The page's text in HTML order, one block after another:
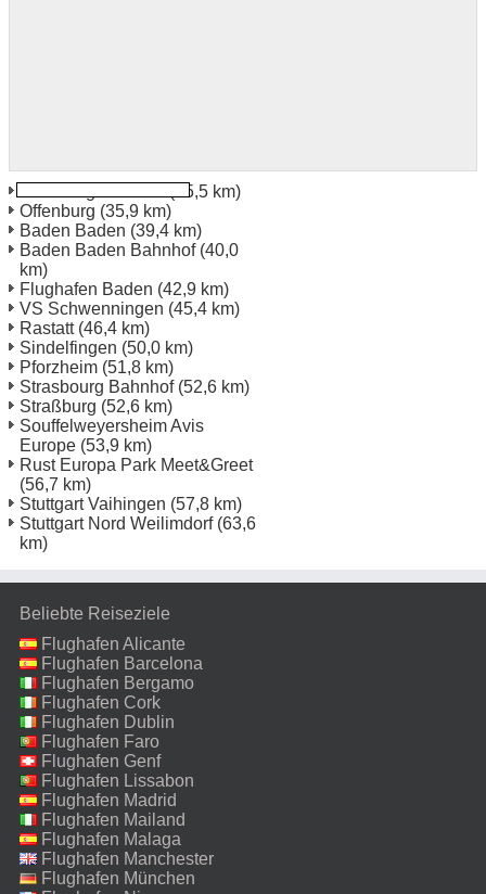
(35,5 km)
Offenburg (35,9 km)
Baden Baden (39,4 km)
Baden Baden Bahnhof(40,0
km)
Flughafen Baden (42,9 km)
VS Schwenningen (45,4 km)
Rastatt(46,4 km)
Sindelfingen (50,0 km)
Pforzheim (51,8 km)
Strasbourg Bahnhof(52,6 km)
Straßburg (52,6 km)
Souffelweyersheim Avis
Europe (53,9 km)
Rust Europa Park Meet&Greet
(56,7 km)
Stuttgart Vaihingen (57,8 km)
Stuttgart Nord Weilimdorf(63,6
km)
Beliebte Reiseziele
Flughafen Alicante
Flughafen Barcelona
Flughafen Bergamo
Flughafen Cork
Flughafen Dublin
Flughafen Faro
Flughafen Genf
Flughafen Lissabon
Flughafen Madrid
Flughafen Mailand
Malpensa
Flughafen Malaga
Flughafen Manchester
Flughafen München